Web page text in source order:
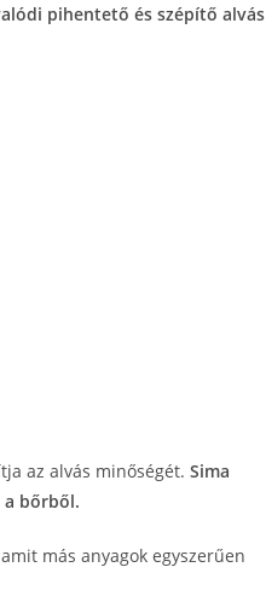
pihentető és szépítő alvás
az alvás minőségét. Sima
a bőrből.
más anyagok egyszerűen